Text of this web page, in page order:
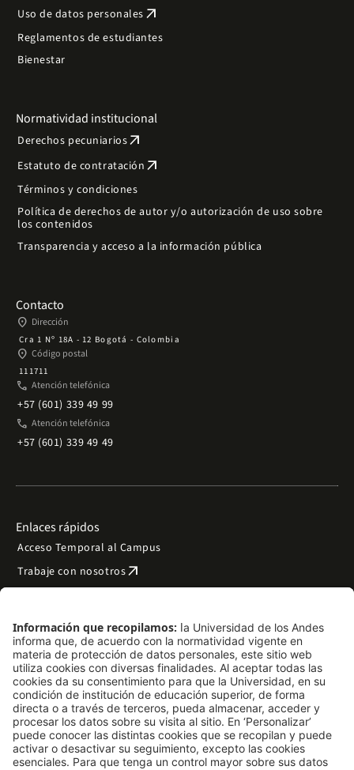
Uso de datos personales arrow_outward
Reglamentos de estudiantes
Bienestar
Normatividad institucional
Derechos pecuniariosarrow_outward
Estatuto de contratación arrow_outward
Términos y condiciones
Política de derechos de autor y/o autorización de uso sobre
los contenidos
Transparencia y acceso a la información pública
Contacto
place Dirección
Cra 1 Nº 18A - 12 Bogotá - Colombia
place Código postal
111711
phone Atención telefónica
+57 (601) 339 49 99
phone Atención telefónica
+57 (601) 339 49 49
Enlaces rápidos
Acceso Temporal al Campus
Trabaje con nosotrosarrow_outward
Preguntas frecuentes
Filantropía y donacionesarrow_outward
Mapa del sitio arrow_outward
Síguenos
LinkedIn